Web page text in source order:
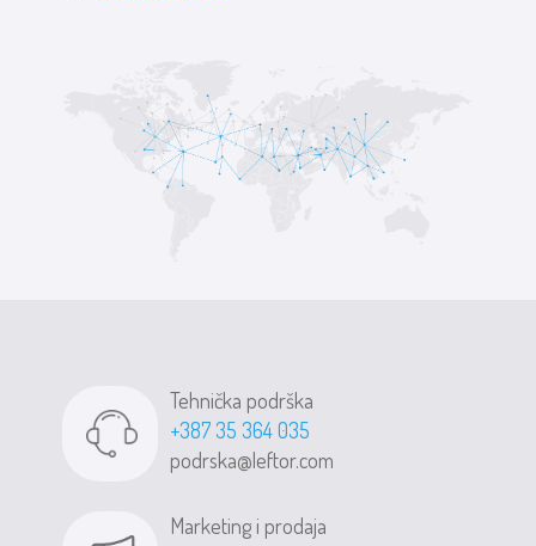
Tehnička podrška
+387 35 364 035
podrska@leftor.com
Marketing i prodaja